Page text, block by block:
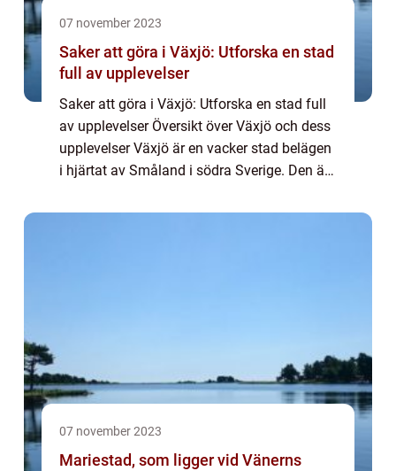
07 november 2023
Saker att göra i Växjö: Utforska en stad
full av upplevelser
Saker att göra i Växjö: Utforska en stad full
av upplevelser Översikt över Växjö och dess
upplevelser Växjö är en vacker stad belägen
i hjärtat av Småland i södra Sverige. Den är
omgivningar och ett brett utbud ...
07 november 2023
Mariestad, som ligger vid Vänerns